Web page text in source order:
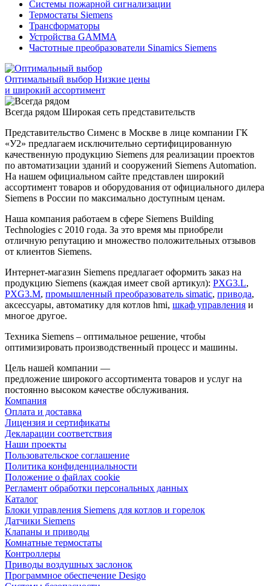
Системы пожарной сигнализации
Термостаты Siemens
Трансформаторы
Устройства GAMMA
Частотные преобразователи Sinamics Siemens
Оптимальный выбор Низкие цены
и широкий ассортимент
Всегда рядом Широкая сеть представительств
Представительство Сименс в Москве в лице компании ГК
«У2» предлагаем исключительно сертифицированную
качественную продукцию Siemens для реализации проектов
по автоматизации зданий и сооружений Siemens Automation.
На нашем официальном сайте представлен широкий
ассортимент товаров и оборудования от официального дилера
Siemens в России по максимально доступным ценам.
Наша компания работаем в сфере Siemens Building
Technologies с 2010 года. За это время мы приобрели
отличную репутацию и множество положительных отзывов
от клиентов Siemens.
Интернет-магазин Siemens предлагает оформить заказ на
продукцию Siemens (каждая имеет свой артикул): PXG3.L,
PXG3.M, промышленный преобразователь simatic, привода,
аксессуары, автоматику для котлов hmi, шкаф управления и
многое другое.
Техника Siemens – оптимальное решение, чтобы
оптимизировать производственный процесс и машины.
Цель нашей компании —
предложение широкого ассортимента товаров и услуг на
постоянно высоком качестве обслуживания.
Компания
Оплата и доставка
Лицензия и сертификаты
Декларации соответствия
Наши проекты
Пользовательское соглашение
Политика конфиденциальности
Положение о файлах cookie
Регламент обработки персональных данных
Каталог
Блоки управления Siemens для котлов и горелок
Датчики Siemens
Клапаны и приводы
Комнатные термостаты
Контроллеры
Приводы воздушных заслонок
Программное обеспечение Desigo